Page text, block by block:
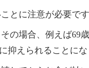
とに注意が必要です
の場合、例えば69
抑えられることにな